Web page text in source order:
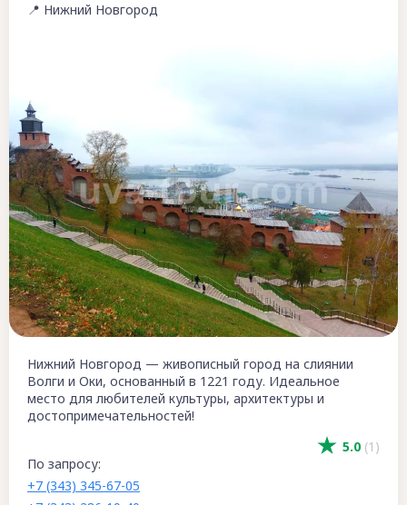
5.0 (1)
📍 Нижний Новгород
Нижний Новгород — живописный город на слиянии
Волги и Оки, основанный в 1221 году. Идеальное
место для любителей культуры, архитектуры и
достопримечательностей!
По запросу:
+7 (343) 345-67-05